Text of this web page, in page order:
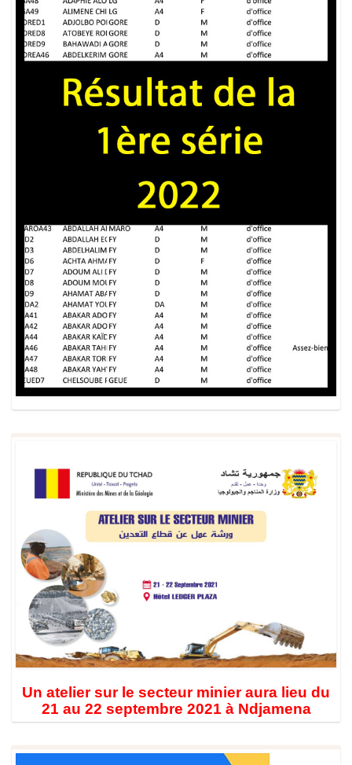
Un atelier sur le secteur minier aura lieu du
21 au 22 septembre 2021 à Ndjamena